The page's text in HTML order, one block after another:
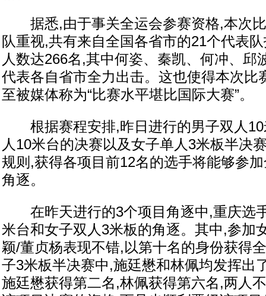
据悉,由于事关全运会参赛资格,本次比
队重视,共有来自全国各省市的21个代表
人数达266名,其中何姿、秦凯、何冲、邱
代表各自省市全力出击。这也使得本次比
至被媒体称为“比赛水平堪比国际大赛”。
根据赛程安排,昨日进行的男子双人10
人10米台的决赛以及女子单人3米板半决
规则,获得各项目前12名的选手将能够参
角逐。
在昨天进行的3个项目角逐中,重庆选
米台和女子双人3米板的角逐。其中,参加
颖/董贞杨表现不错,以第十名的身份获得
子3米板半决赛中,施廷懋和林佩均发挥出
施廷懋获得第二名,林佩获得第六名,两人